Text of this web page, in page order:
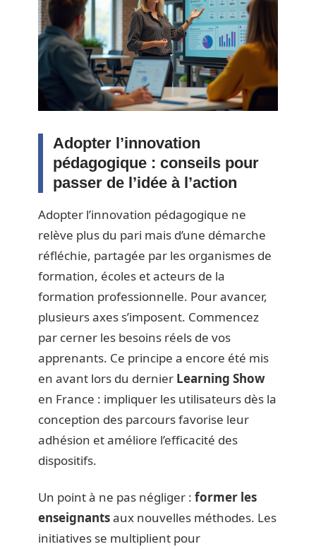
Adopter l’innovation
pédagogique : conseils pour
passer de l’idée à l’action
Adopter l’innovation pédagogique ne
relève plus du pari mais d’une démarche
réfléchie, partagée par les organismes de
formation, écoles et acteurs de la
formation professionnelle. Pour avancer,
plusieurs axes s’imposent. Commencez
par cerner les besoins réels de vos
apprenants. Ce principe a encore été mis
en avant lors du dernier Learning Show
en France : impliquer les utilisateurs dès la
conception des parcours favorise leur
adhésion et améliore l’efficacité des
dispositifs.
Un point à ne pas négliger : former les
enseignantsaux nouvelles méthodes. Les
initiatives se multiplient pour